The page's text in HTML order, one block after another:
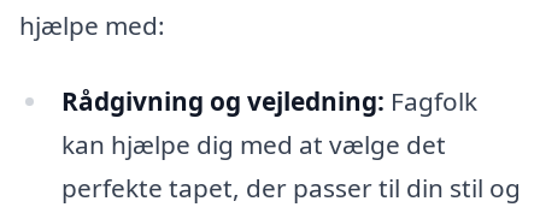
hjælpe med:
Rådgivning og vejledning: Fagfolk
kan hjælpe dig med at vælge det
perfekte tapet, der passer til din stil og